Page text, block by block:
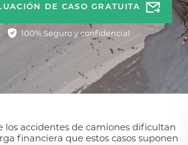
DE CASO GRATUITA
100% Seguro y confidencial
los accidentes de camiones dificultan
financiera que estos casos suponen